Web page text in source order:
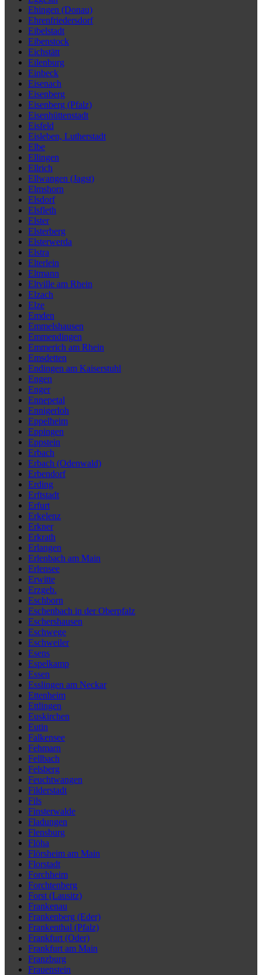
Ehingen (Donau)
Ehrenfriedersdorf
Eibelstadt
Eibenstock
Eichstätt
Eilenburg
Einbeck
Eisenach
Eisenberg
Eisenberg (Pfalz)
Eisenhüttenstadt
Eisfeld
Eisleben, Lutherstadt
Elbe
Ellingen
Ellrich
Ellwangen (Jagst)
Elmshorn
Elsdorf
Elsfleth
Elster
Elsterberg
Elsterwerda
Elstra
Elterlein
Eltmann
Eltville am Rhein
Elzach
Elze
Emden
Emmelshausen
Emmendingen
Emmerich am Rhein
Emsdetten
Endingen am Kaiserstuhl
Engen
Enger
Ennepetal
Ennigerloh
Eppelheim
Eppingen
Eppstein
Erbach
Erbach (Odenwald)
Erbendorf
Erding
Erftstadt
Erfurt
Erkelenz
Erkner
Erkrath
Erlangen
Erlenbach am Main
Erlensee
Erwitte
Erzgeb.
Eschborn
Eschenbach in der Oberpfalz
Eschershausen
Eschwege
Eschweiler
Esens
Espelkamp
Essen
Esslingen am Neckar
Ettenheim
Ettlingen
Euskirchen
Eutin
Falkensee
Fehmarn
Fellbach
Felsberg
Feuchtwangen
Filderstadt
Fils
Finsterwalde
Fladungen
Flensburg
Flöha
Flörsheim am Main
Florstadt
Forchheim
Forchtenberg
Forst (Lausitz)
Frankenau
Frankenberg (Eder)
Frankenthal (Pfalz)
Frankfurt (Oder)
Frankfurt am Main
Franzburg
Frauenstein